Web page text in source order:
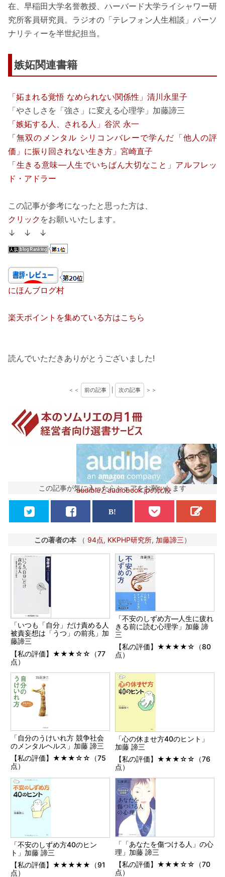
在、早稲田大学名誉教授、ハーバード大学ライシャワー研
究所客員研究員。ラジオの「テレフォン人生相談」パーソ
ナリティーを半世紀担当。
嫉妬関連書籍
「妬まれる覚悟 なめられない関係性」清川永里子
「やさしさを「強さ」に変える心理学」加藤諦三
「嫉妬する人、される人」谷沢 永一
「無双のメンタル シリコンバレーで学んだ「他人の評
価」に振り回されない生き方」宮崎直子
「生きる意味―人生でいちばん大切なこと」アルフレッ
ド・アドラー
この記事が参考になったと思った方は、
クリック をお願いいたします。
↓ ↓ ↓
にほんブログ村
楽天ポイントを集めている方はこちら
読んでいただきありがとうございました!
＜＜ 前の記事 次の記事 ＞＞
audibleとaudiobook.jpの比較
この記事が気に入ったらシェアをお願いします
この著者の本 （ 94点, KKPHP研究所, 加藤諦三）
「いつも「自分」だけ責める人
被責妄想は「うつ」の前兆」加
藤諦三
【私の評価】★★★☆☆（77
点）
「不安のしずめ方―人生に疲れ
きる前に読む心理学」加藤 諦
三
【私の評価】★★★★☆（80
点）
「自分のうけいれ方 競争社会
のメンタルヘルス」加藤 諦三
【私の評価】★★★☆☆（75
点）
「心の休ませ方40のヒント」
加藤 諦三
【私の評価】★★★☆☆（76
点）
「不安のしずめ方40のヒン
ト」加藤 諦三
【私の評価】★★★★★（91
点）
「「あなたを傷つける人」の心
理」加藤 諦三
【私の評価】★★★☆☆（70
点）